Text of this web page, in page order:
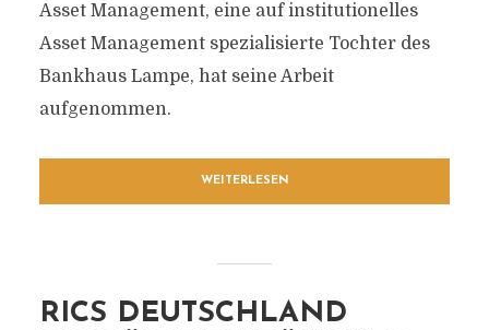
Asset Management, eine auf institutionelles
Asset Management spezialisierte Tochter des
Bankhaus Lampe, hat seine Arbeit
aufgenommen.
WEITERLESEN
RICS DEUTSCHLAND